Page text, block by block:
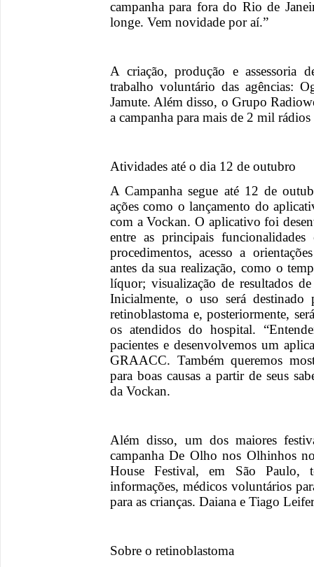
campanha para fora do Rio de
longe. Vem novidade por aí.”
A criação, produção e assessoria
trabalho voluntário das agências:
Jamute. Além disso, o Grupo
a campanha para mais de 2 mil
Atividades até o dia 12 de outubro
A Campanha segue até 12 de
ações como o lançamento do
com a Vockan. O aplicativo foi
entre as principais
procedimentos, acesso a
antes da sua realização, como o
líquor; visualização de resultados
Inicialmente, o uso será destinado
retinoblastoma e, posteriormente,
os atendidos do hospital.
pacientes e desenvolvemos um
GRAACC. Também queremos
para boas causas a partir de seus
da Vockan.
Além disso, um dos maiores
campanha De Olho nos Olhinhos
House Festival, em São Paulo,
informações, médicos voluntários
para as crianças. Daiana e Tiago
Sobre o retinoblastoma